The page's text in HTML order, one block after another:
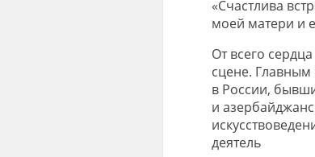
«Счастлива
моей матери и
От всего
сцене.
в России,
и
деятель